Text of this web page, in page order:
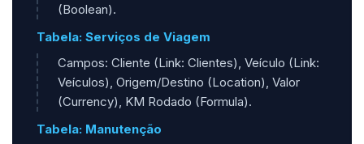
(Boolean).
Tabela: Serviços de Viagem
Campos: Cliente (Link: Clientes), Veículo (Link:
Veículos), Origem/Destino (Location), Valor
(Currency), KM Rodado (Formula).
Tabela: Manutenção